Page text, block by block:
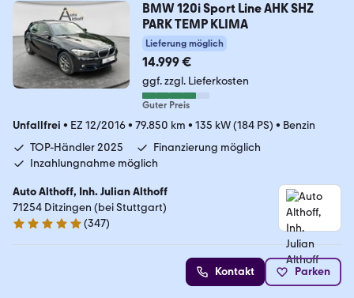
BMW 120i Sport Line AHK SHZ
PARK TEMP KLIMA
Lieferung möglich
14.999 €
ggf. zzgl. Lieferkosten
Guter Preis
Unfallfrei • EZ 12/2016• 79.850 km • 135 kW (184 PS) • Benzin
TOP-Händler 2025
Finanzierung möglich
Inzahlungnahme möglich
Auto Althoff, Inh. Julian Althoff
71254 Ditzingen (bei Stuttgart)
4.8 Sterne
(347)
Kontakt Parken